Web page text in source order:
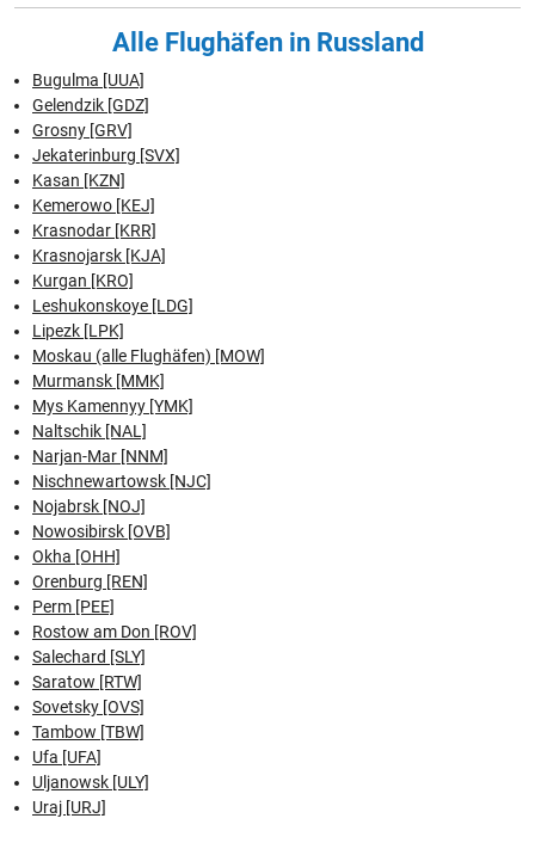
Wladiwostok
Wolgograd
Alle Flughäfen in Russland
Bugulma [UUA]
Gelendzik [GDZ]
Grosny [GRV]
Jekaterinburg [SVX]
Kasan [KZN]
Kemerowo [KEJ]
Krasnodar [KRR]
Krasnojarsk [KJA]
Kurgan [KRO]
Leshukonskoye [LDG]
Lipezk [LPK]
Moskau (alle Flughäfen) [MOW]
Murmansk [MMK]
Mys Kamennyy [YMK]
Naltschik [NAL]
Narjan-Mar [NNM]
Nischnewartowsk [NJC]
Nojabrsk [NOJ]
Nowosibirsk [OVB]
Okha [OHH]
Orenburg [REN]
Perm [PEE]
Rostow am Don [ROV]
Salechard [SLY]
Saratow [RTW]
Sovetsky [OVS]
Tambow [TBW]
Ufa [UFA]
Uljanowsk [ULY]
Uraj [URJ]